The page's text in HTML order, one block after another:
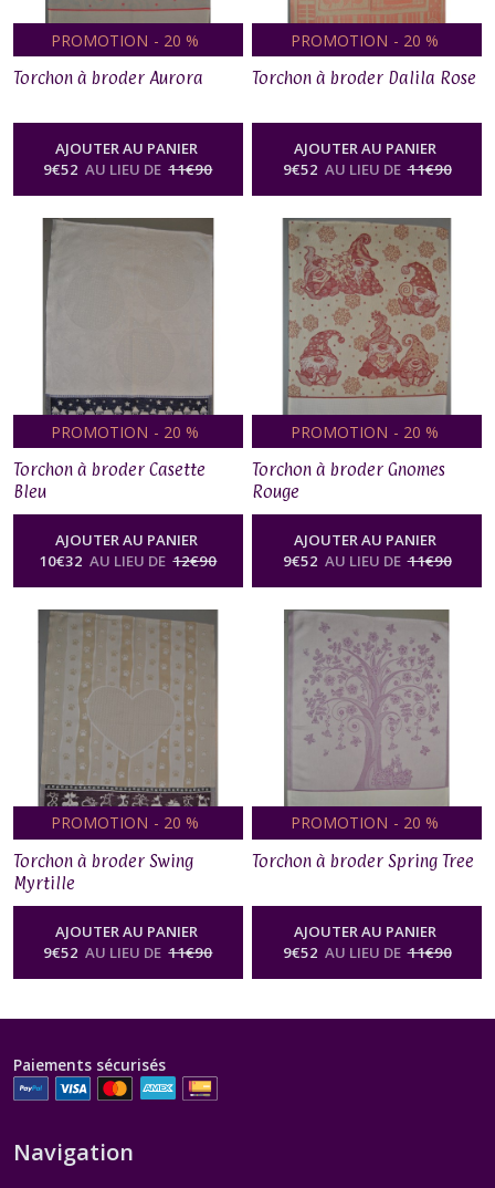
PROMOTION - 20 %
Torchon à broder Aurora
AJOUTER AU PANIER
9€52 AU LIEU DE 11€90
PROMOTION - 20 %
Torchon à broder Dalila Rose
AJOUTER AU PANIER
9€52 AU LIEU DE 11€90
PROMOTION - 20 %
Torchon à broder Casette
Bleu
AJOUTER AU PANIER
10€32 AU LIEU DE 12€90
PROMOTION - 20 %
Torchon à broder Gnomes
Rouge
AJOUTER AU PANIER
9€52 AU LIEU DE 11€90
PROMOTION - 20 %
Torchon à broder Swing
Myrtille
AJOUTER AU PANIER
9€52 AU LIEU DE 11€90
PROMOTION - 20 %
Torchon à broder Spring Tree
AJOUTER AU PANIER
9€52 AU LIEU DE 11€90
Paiements sécurisés
Navigation